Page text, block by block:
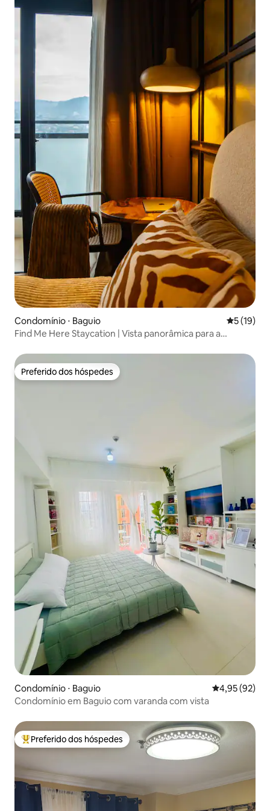
Condomínio ⋅ Baguio 5 de uma
5 (19)
Find Me Here Staycation | Vista panorâmica para a
Preferido dos hóspedes
Preferido dos hóspedes
Condomínio ⋅ Baguio 4,95 de uma
4,95 (92)
Condomínio em Baguio com varanda com vista
Entre os melhores preferidos dos hóspedes
Preferido dos hóspedes